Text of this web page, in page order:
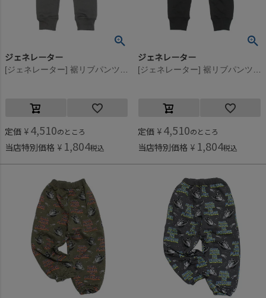
ジェネレーター
定価 ¥ 4,510のところ
当店特別価格 ¥ 1,804税込
ジェネレーター
定価 ¥ 4,510のところ
当店特別価格 ¥ 1,804税込